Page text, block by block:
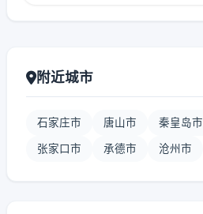
附近城市
石家庄市 唐山市 秦皇岛市
张家口市 承德市 沧州市